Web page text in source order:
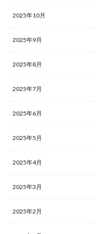
2025年10月
2025年9月
2025年8月
2025年7月
2025年6月
2025年5月
2025年4月
2025年3月
2025年2月